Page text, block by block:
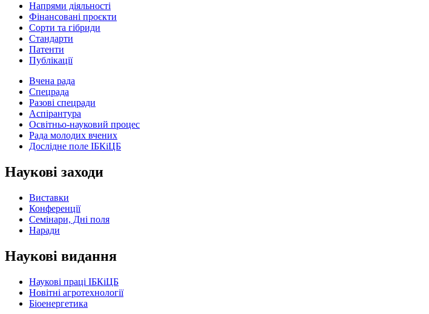
Напрями діяльності
Фінансовані проєкти
Сорти та гібриди
Стандарти
Патенти
Публікації
Вчена рада
Спецрада
Разові спецради
Аспірантура
Освітньо-науковий процес
Рада молодих вчених
Дослідне поле ІБКіЦБ
Наукові заходи
Виставки
Конференції
Семінари, Дні поля
Наради
Наукові видання
Наукові праці ІБКіЦБ
Новітні агротехнології
Бiоенергетика